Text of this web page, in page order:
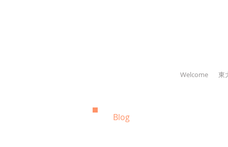
Welcome 東
Blog